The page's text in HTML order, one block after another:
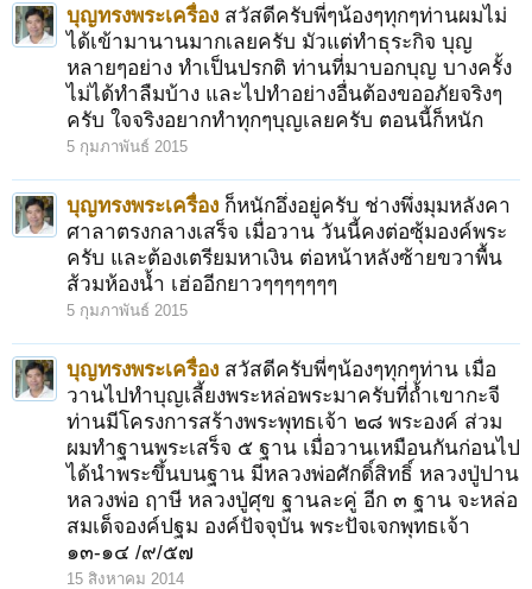
บุญทรงพระเครื่อง สวัสดีครับพี่ๆน้องๆทุกๆท่านผมไม่
ได้เข้ามานานมากเลยครับ มัวแต่ทำธุระกิจ บุญ
หลายๆอย่าง ทำเป็นปรกติ ท่านที่มาบอกบุญ บางครั้ง
ไม่ได้ทำลืมบ้าง และไปทำอย่างอื่นต้องขออภัยจริงๆ
ครับ ใจจริงอยากทำทุกๆบุญเลยครับ ตอนนี้ก็หนัก
5 กุมภาพันธ์ 2015
บุญทรงพระเครื่อง ก็หนักอึ่งอยู่ครับ ช่างพึ่งมุมหลังคา
ศาลาตรงกลางเสร็จ เมื่อวาน วันนี้คงต่อซุ้มองค์พระ
ครับ และต้องเตรียมหาเงิน ต่อหน้าหลังซ้ายขวาพื้น
ส้วมห้องน้ำ เฮ่ออีกยาวๆๆๆๆๆๆๆ
5 กุมภาพันธ์ 2015
บุญทรงพระเครื่อง สวัสดีครับพี่ๆน้องๆทุกๆท่าน เมื่อ
วานไปทำบุญเลี้ยงพระหล่อพระมาครับที่ถ้ำเขากะจี
ท่านมีโครงการสร้างพระพุทธเจ้า ๒๘ พระองค์ ส่วม
ผมทำฐานพระเสร็จ ๕ ฐาน เมื่อวานเหมือนกันก่อนไป
ได้นำพระขึ้นบนฐาน มีหลวงพ่อศักดิ์สิทธิ์ หลวงปู่ปาน
หลวงพ่อ ฤาษี หลวงปู่ศุข ฐานละคู่ อีก ๓ ฐาน จะหล่อ
สมเด็จองค์ปฐม องค์ปัจจุบัน พระปัจเจกพุทธเจ้า
๑๓-๑๔ /๙/๕๗
15 สิงหาคม 2014